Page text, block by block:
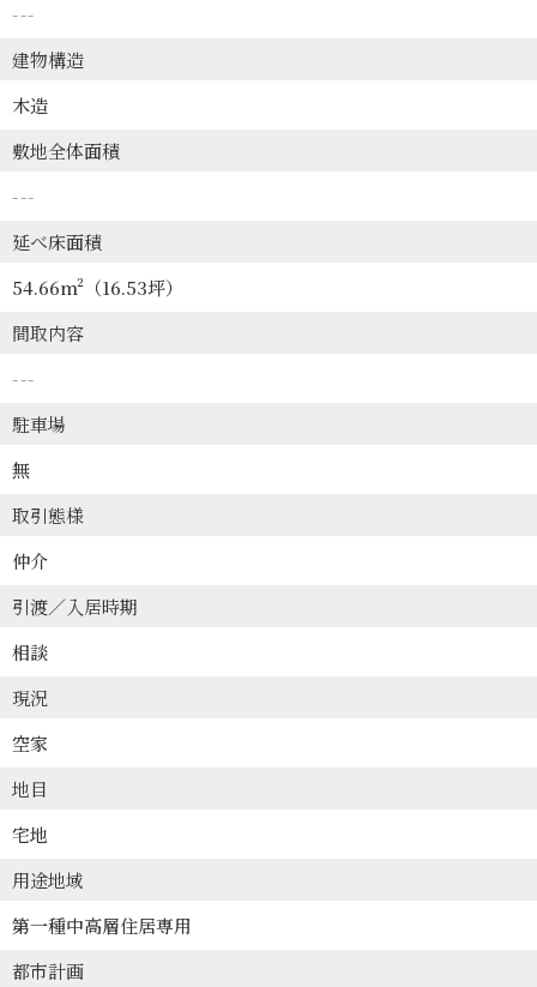
---
建物構造
木造
敷地全体面積
---
延べ床面積
54.66m² （16.53坪）
間取内容
---
駐車場
無
取引態様
仲介
引渡／入居時期
相談
現況
空家
地目
宅地
用途地域
第一種中高層住居専用
都市計画